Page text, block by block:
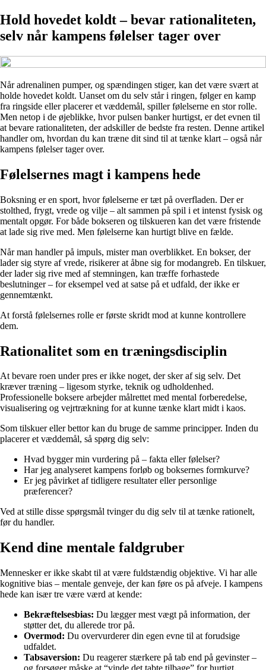
Hold hovedet koldt – bevar rationaliteten,
selv når kampens følelser tager over
Når adrenalinen pumper, og spændingen stiger, kan det være svært at
holde hovedet koldt. Uanset om du selv står i ringen, følger en kamp
fra ringside eller placerer et væddemål, spiller følelserne en stor rolle.
Men netop i de øjeblikke, hvor pulsen banker hurtigst, er det evnen til
at bevare rationaliteten, der adskiller de bedste fra resten. Denne artikel
handler om, hvordan du kan træne dit sind til at tænke klart – også når
kampens følelser tager over.
Følelsernes magt i kampens hede
Boksning er en sport, hvor følelserne er tæt på overfladen. Der er
stolthed, frygt, vrede og vilje – alt sammen på spil i et intenst fysisk og
mentalt opgør. For både bokseren og tilskueren kan det være fristende
at lade sig rive med. Men følelserne kan hurtigt blive en fælde.
Når man handler på impuls, mister man overblikket. En bokser, der
lader sig styre af vrede, risikerer at åbne sig for modangreb. En tilskuer,
der lader sig rive med af stemningen, kan træffe forhastede
beslutninger – for eksempel ved at satse på et udfald, der ikke er
gennemtænkt.
At forstå følelsernes rolle er første skridt mod at kunne kontrollere
dem.
Rationalitet som en træningsdisciplin
At bevare roen under pres er ikke noget, der sker af sig selv. Det
kræver træning – ligesom styrke, teknik og udholdenhed.
Professionelle boksere arbejder målrettet med mental forberedelse,
visualisering og vejrtrækning for at kunne tænke klart midt i kaos.
Som tilskuer eller bettor kan du bruge de samme principper. Inden du
placerer et væddemål, så spørg dig selv:
Hvad bygger min vurdering på – fakta eller følelser?
Har jeg analyseret kampens forløb og boksernes formkurve?
Er jeg påvirket af tidligere resultater eller personlige
præferencer?
Ved at stille disse spørgsmål tvinger du dig selv til at tænke rationelt,
før du handler.
Kend dine mentale faldgruber
Mennesker er ikke skabt til at være fuldstændig objektive. Vi har alle
kognitive bias – mentale genveje, der kan føre os på afveje. I kampens
hede kan især tre være værd at kende:
Bekræftelsesbias: Du lægger mest vægt på information, der
støtter det, du allerede tror på.
Overmod: Du overvurderer din egen evne til at forudsige
udfaldet.
Tabsaversion: Du reagerer stærkere på tab end på gevinster –